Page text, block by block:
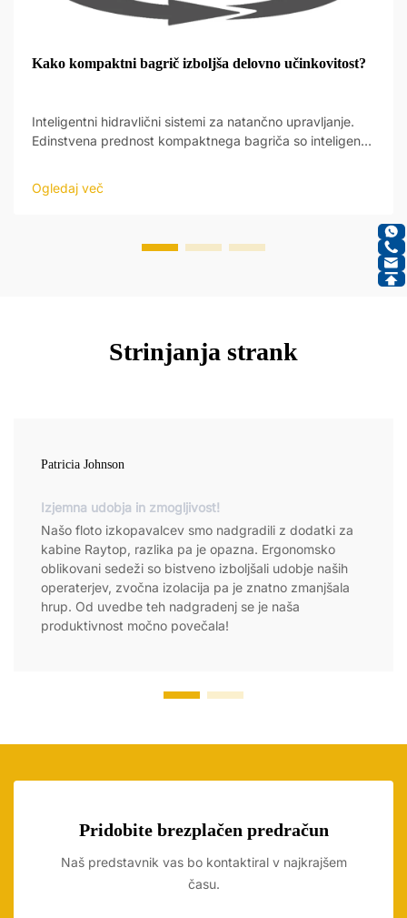
Kako kompaktni bagrič izboljša delovno učinkovitost?
Inteligentni hidravlični sistemi za natančno upravljanje.
Edinstvena prednost kompaktnega bagriča so inteligentni
ukaze operatorja ter samodejno prilagajajo delovanje...
Ogledaj več
Strinjanja strank
Patricia Johnson
Izjemna udobja in zmogljivost!
Našo floto izkopavalcev smo nadgradili z dodatki za
kabine Raytop, razlika pa je opazna. Ergonomsko
oblikovani sedeži so bistveno izboljšali udobje naših
operaterjev, zvočna izolacija pa je znatno zmanjšala
hrup. Od uvedbe teh nadgradenj se je naša
produktivnost močno povečala!
Pridobite brezplačen predračun
Naš predstavnik vas bo kontaktiral v najkrajšem
času.